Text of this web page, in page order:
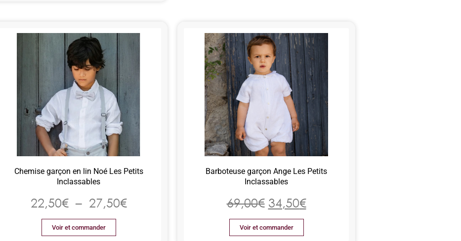
Chemise garçon en lin Noé Les Petits
Inclassables
22,50€ – 27,50€
Voir et commander
Barboteuse garçon Ange Les Petits
Inclassables
69,00€ 34,50€
Voir et commander